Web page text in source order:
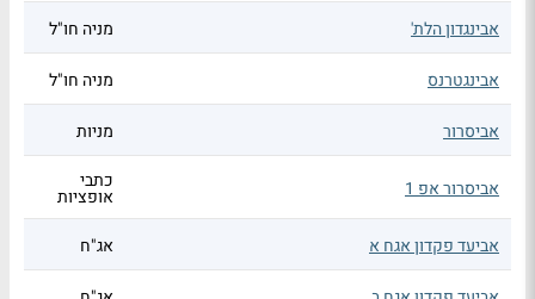
אבינגדון הלת' מניה חו"ל
אבינגטרנס מניה חו"ל
אביסרור מניות
אביסרור אפ 1 כתבי
אופציות
אביעד פקדון אגח א
אג"ח